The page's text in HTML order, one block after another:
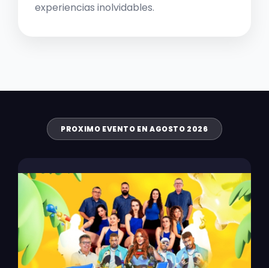
experiencias inolvidables.
PROXIMO EVENTO EN AGOSTO 2026